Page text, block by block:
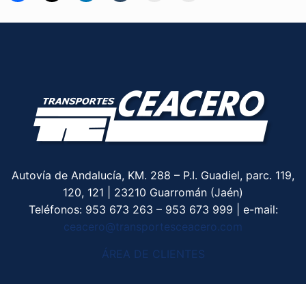
Autovía de Andalucía, KM. 288 – P.I. Guadiel, parc. 119,
120, 121 | 23210 Guarromán (Jaén)
Teléfonos: 953 673 263 – 953 673 999 | e-mail:
ceacero@transportesceacero.com
ÁREA DE CLIENTES